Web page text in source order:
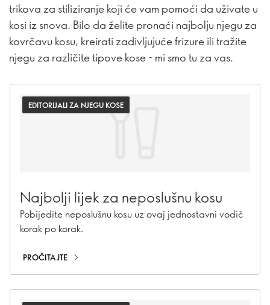
trikova za stiliziranje koji će vam pomoći da uživate u
kosi iz snova. Bilo da želite pronaći najbolju njegu za
kovrčavu kosu, kreirati zadivljujuće frizure ili tražite
njegu za različite tipove kose - mi smo tu za vas.
EDITORIJALI ZA NJEGU KOSE
Najbolji lijek za neposlušnu kosu
Pobijedite neposlušnu kosu uz ovaj jednostavni vodič
korak po korak.
PROČITAJTE